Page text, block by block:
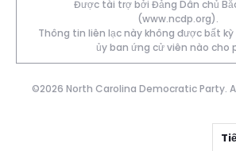
Được tài trợ bởi Đảng Dân chủ
(www.ncdp.org).
Thông tin liên lạc này không được bất
ủy ban ứng cử viên nào cho
©2026 North Carolina Democratic Party.